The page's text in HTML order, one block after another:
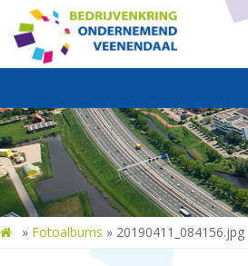
» Fotoalbums » 20190411_084156.jpg